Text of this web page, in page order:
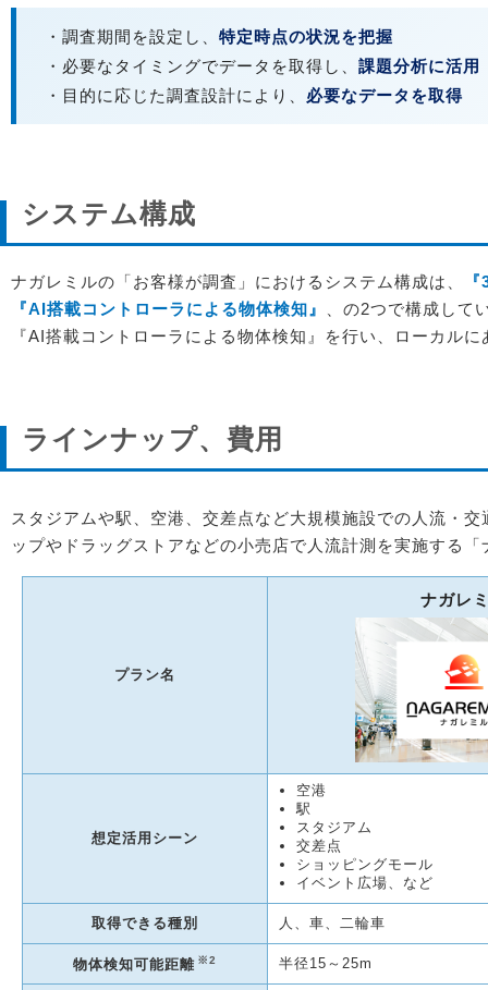
・調査期間を設定し、 特定時点の状況を把握
・必要なタイミングでデータを取得し、 課題分析に活用
・目的に応じた調査設計により、 必要なデータを取得
システム構成
ナガレミルの「お客様が調査」におけるシステム構成は、
『AI搭載コントローラによる物体検知』
、の2つで構成して
『AI搭載コントローラによる物体検知』を行い、ローカル
ラインナップ、費用
スタジアムや駅、空港、交差点など大規模施設での人流・
ップやドラッグストアなどの小売店で人流計測を実施する
プラン名
ナガレ
想定活用シーン
空港
駅
スタジアム
交差点
ショッピングモール
イベント広場、など
取得できる種別 人、車、二輪車
物体検知可能距離 ※2 半径15～25m